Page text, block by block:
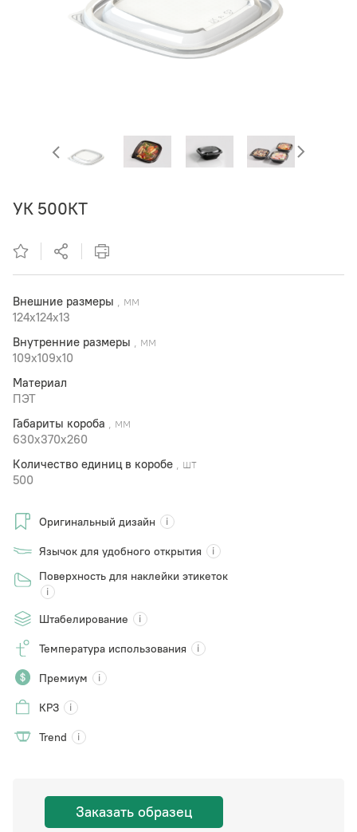
УК 500КТ
Внешние размеры , мм
124x124x13
Внутренние размеры , мм
109x109x10
Материал
ПЭТ
Габариты короба , мм
630х370х260
Количество единиц в коробе , шт
500
Оригинальный дизайн
Язычок для удобного открытия
Поверхность для наклейки этикеток
Штабелирование
Температура использования
Премиум
КРЗ
Trend
Заказать образец